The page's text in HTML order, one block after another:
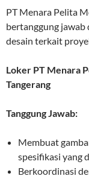
PT Menara Pelita
bertanggung jawab
desain terkait
Loker PT Menara
Tangerang
Tanggung Jawab:
Membuat
spesifikasi yang
Berkoordinasi